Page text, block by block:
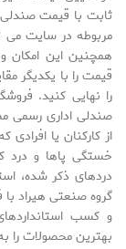
ثابت با قیمت
مربوطه در سایت می
همچنین این امکان
قیمت را با یکدیگر
را نهایی کنید.
صندلی اداری رسمی
از کارکنان یا
خستگی پاها و درد
دردهای ذکر شده،
گروه صنعتی هیراد
و کسب
بهترین محصولات را